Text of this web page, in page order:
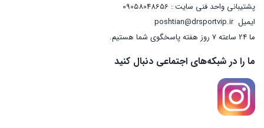
پشتیبانی واحد فنی سایت : 09058048656
ایمیلposhtian@drsportvip.ir
ما 24 ساعته 7 روز هفته پاسخگوی شما هستیم.
ما را در شبکه‌های اجتماعی دنبال کنید